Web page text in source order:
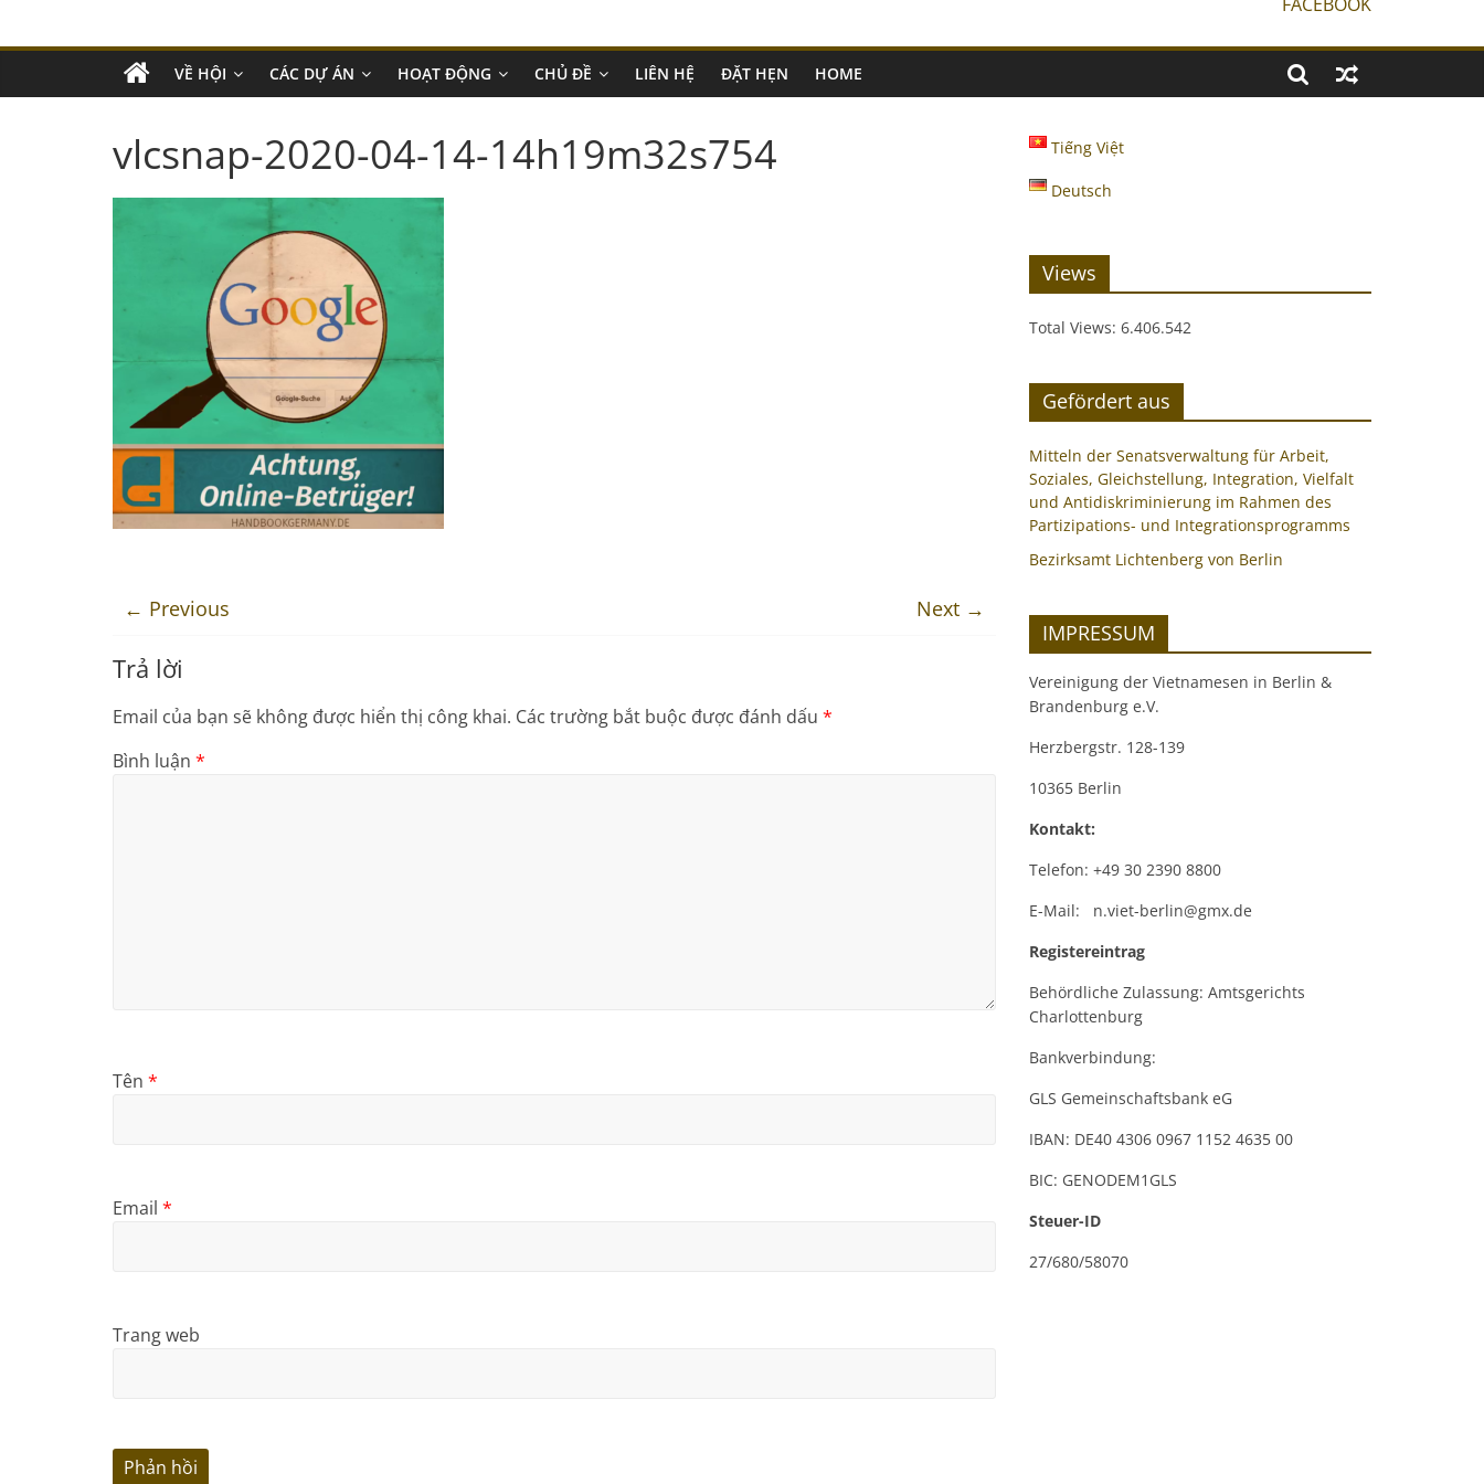
VỀ HỘI CÁC DỰ ÁN HOẠT ĐỘNG CHỦ ĐỀ LIÊN HỆ ĐẶT HẸN HOME
vlcsnap-2020-04-14-14h19m32s754
← Previous Next →
Trả lời
Email của bạn sẽ không được hiển thị công khai. Các trường bắt buộc được đánh dấu *
Bình luận *
Tên *
Email *
Trang web
Tiếng Việt
Deutsch
Views
Total Views: 6.406.542
Gefördert aus
Mitteln der Senatsverwaltung für Arbeit,
Soziales, Gleichstellung, Integration, Vielfalt
und Antidiskriminierung im Rahmen des
Partizipations- und Integrationsprogramms
Bezirksamt Lichtenberg von Berlin
IMPRESSUM
Vereinigung der Vietnamesen in Berlin &
Brandenburg e.V.
Herzbergstr. 128-139
10365 Berlin
Kontakt:
Telefon: +49 30 2390 8800
E-Mail: n.viet-berlin@gmx.de
Registereintrag
Behördliche Zulassung: Amtsgerichts
Charlottenburg
Bankverbindung:
GLS Gemeinschaftsbank eG
IBAN: DE40 4306 0967 1152 4635 00
BIC: GENODEM1GLS
Steuer-ID
27/680/58070